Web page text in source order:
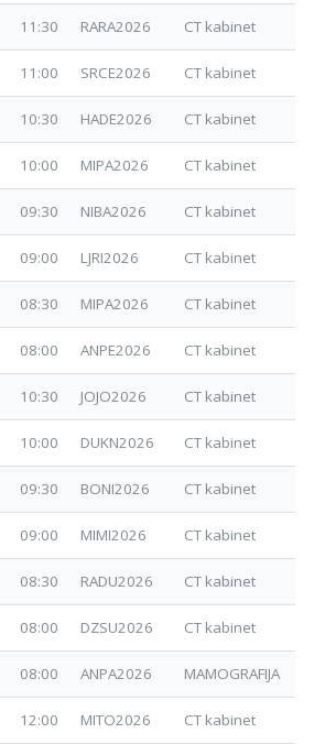
11:30 RARA2026 CT kabinet
11:00 SRCE2026 CT kabinet
10:30 HADE2026 CT kabinet
10:00 MIPA2026 CT kabinet
09:30 NIBA2026 CT kabinet
09:00 LJRI2026 CT kabinet
08:30 MIPA2026 CT kabinet
08:00 ANPE2026 CT kabinet
10:30 JOJO2026 CT kabinet
10:00 DUKN2026 CT kabinet
09:30 BONI2026 CT kabinet
09:00 MIMI2026 CT kabinet
08:30 RADU2026 CT kabinet
08:00 DZSU2026 CT kabinet
08:00 ANPA2026 MAMOGRAFIJA
12:00 MITO2026 CT kabinet